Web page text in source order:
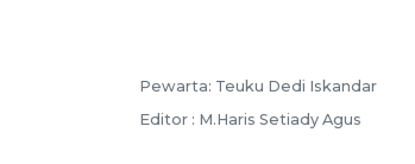
Pewarta: Teuku Dedi Iskandar
Editor : M.Haris Setiady Agus